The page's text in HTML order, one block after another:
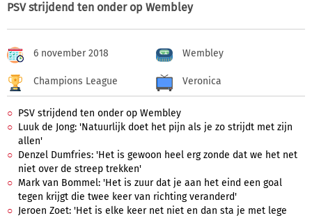
PSV strijdend ten onder op Wembley
6 november 2018 Wembley
Champions League Veronica
PSV strijdend ten onder op Wembley
Luuk de Jong: 'Natuurlijk doet het pijn als je zo strijdt met zijn
allen'
Denzel Dumfries: 'Het is gewoon heel erg zonde dat we het net
niet over de streep trekken'
Mark van Bommel: 'Het is zuur dat je aan het eind een goal
tegen krijgt die twee keer van richting veranderd'
Jeroen Zoet: 'Het is elke keer net niet en dan sta je met lege